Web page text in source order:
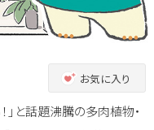
お気に入り
」と話題沸騰の多肉植物・